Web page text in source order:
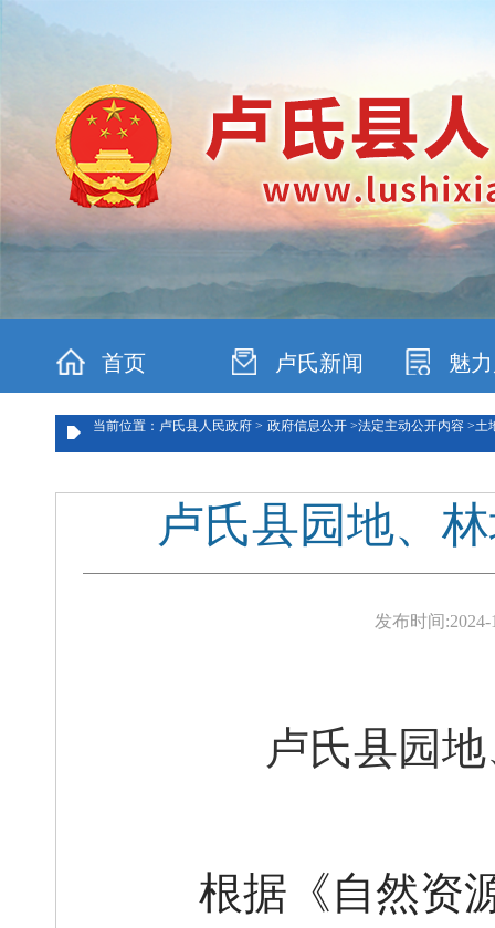
首页 卢氏新闻 魅
当前位置：卢氏县人民政府 > 政府信息公开 >法定主动公开内容 >土
卢氏县园地、
发布时间:2024-
卢氏县园
根据《自然资